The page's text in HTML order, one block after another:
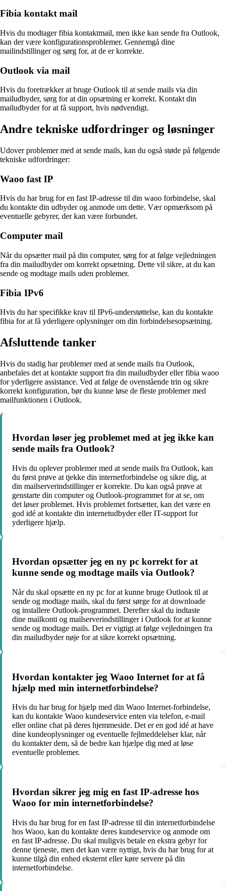
Fibia kontakt mail
Hvis du modtager fibia kontaktmail, men ikke kan sende fra Outlook,
kan der være konfigurationsproblemer. Gennemgå dine
mailindstillinger og sørg for, at de er korrekte.
Outlook via mail
Hvis du foretrækker at bruge Outlook til at sende mails via din
mailudbyder, sørg for at din opsætning er korrekt. Kontakt din
mailudbyder for at få support, hvis nødvendigt.
Andre tekniske udfordringer og løsninger
Udover problemer med at sende mails, kan du også støde på følgende
tekniske udfordringer:
Waoo fast IP
Hvis du har brug for en fast IP-adresse til din waoo forbindelse, skal
du kontakte din udbyder og anmode om dette. Vær opmærksom på
eventuelle gebyrer, der kan være forbundet.
Computer mail
Når du opsætter mail på din computer, sørg for at følge vejledningen
fra din mailudbyder om korrekt opsætning. Dette vil sikre, at du kan
sende og modtage mails uden problemer.
Fibia IPv6
Hvis du har specifikke krav til IPv6-understøttelse, kan du kontakte
fibia for at få yderligere oplysninger om din forbindelsesopsætning.
Afsluttende tanker
Hvis du stadig har problemer med at sende mails fra Outlook,
anbefales det at kontakte support fra din mailudbyder eller fibia waoo
for yderligere assistance. Ved at følge de ovenstående trin og sikre
korrekt konfiguration, bør du kunne løse de fleste problemer med
mailfunktionen i Outlook.
Hvordan løser jeg problemet med at jeg ikke kan
sende mails fra Outlook?
Hvis du oplever problemer med at sende mails fra Outlook, kan
du først prøve at tjekke din internetforbindelse og sikre dig, at
din mailserverindstillinger er korrekte. Du kan også prøve at
genstarte din computer og Outlook-programmet for at se, om
det løser problemet. Hvis problemet fortsætter, kan det være en
god idé at kontakte din internetudbyder eller IT-support for
yderligere hjælp.
Hvordan opsætter jeg en ny pc korrekt for at
kunne sende og modtage mails via Outlook?
Når du skal opsætte en ny pc for at kunne bruge Outlook til at
sende og modtage mails, skal du først sørge for at downloade
og installere Outlook-programmet. Derefter skal du indtaste
dine mailkonti og mailserverindstillinger i Outlook for at kunne
sende og modtage mails. Det er vigtigt at følge vejledningen fra
din mailudbyder nøje for at sikre korrekt opsætning.
Hvordan kontakter jeg Waoo Internet for at få
hjælp med min internetforbindelse?
Hvis du har brug for hjælp med din Waoo Internet-forbindelse,
kan du kontakte Waoo kundeservice enten via telefon, e-mail
eller online chat på deres hjemmeside. Det er en god idé at have
dine kundeoplysninger og eventuelle fejlmeddelelser klar, når
du kontakter dem, så de bedre kan hjælpe dig med at løse
eventuelle problemer.
Hvordan sikrer jeg mig en fast IP-adresse hos
Waoo for min internetforbindelse?
Hvis du har brug for en fast IP-adresse til din internetforbindelse
hos Waoo, kan du kontakte deres kundeservice og anmode om
en fast IP-adresse. Du skal muligvis betale en ekstra gebyr for
denne tjeneste, men det kan være nyttigt, hvis du har brug for at
kunne tilgå din enhed eksternt eller køre servere på din
internetforbindelse.